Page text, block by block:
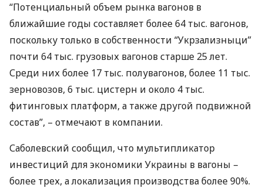
“Потенциальный объем рынка вагонов в
ближайшие годы составляет более 64 тыс. вагонов,
поскольку только в собственности “Укрзализныци”
почти 64 тыс. грузовых вагонов старше 25 лет.
Среди них более 17 тыс. полувагонов, более 11 тыс.
зерновозов, 6 тыс. цистерн и около 4 тыс.
фитинговых платформ, а также другой подвижной
состав”, – отмечают в компании.
Саболевский сообщил, что мультипликатор
инвестиций для экономики Украины в вагоны –
более трех, а локализация производства более 90%.